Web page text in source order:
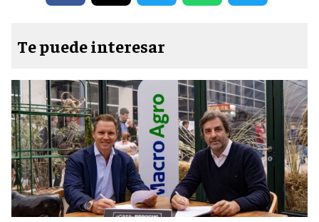
Te puede interesar